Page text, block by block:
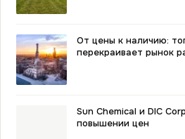
От цены к наличию:
перекраивает рынок
Sun Chemical и DIC
повышении цен